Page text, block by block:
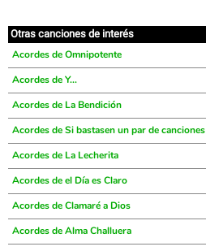
Otras canciones de interés
Acordes de Omnipotente
Acordes de Y...
Acordes de La Bendición
Acordes de Si bastasen un par de canciones
Acordes de La Lecherita
Acordes de el Día es Claro
Acordes de Clamaré a Dios
Acordes de Alma Challuera